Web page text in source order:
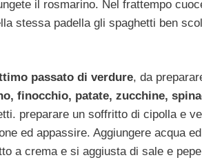
il rosmarino. Nel frattempo
stessa padella gli spaghetti ben
passato di verdure, da
finocchio, patate, zucchine,
preparare un soffritto di cipolla e
ed appassire. Aggiungere acqua
a crema e si aggiusta di sale e